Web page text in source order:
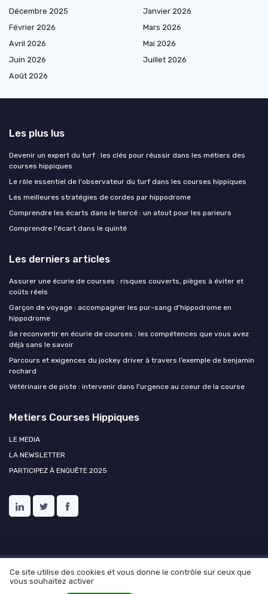
Décembre 2025
Janvier 2026
Février 2026
Mars 2026
Avril 2026
Mai 2026
Juin 2026
Juillet 2026
Août 2026
Les plus lus
Devenir un expert du turf : les clés pour réussir dans les métiers des
courses hippiques
Le rôle essentiel de l'observateur du turf dans les courses hippiques
Les meilleures stratégies de cordes par hippodrome
Comprendre les écarts dans le tiercé : un atout pour les parieurs
Comprendre l'écart dans le quinté
Les derniers articles
Assurer une écurie de courses : risques couverts, pièges à éviter et
coûts réels
Garçon de voyage : accompagner les pur-sang d'hippodrome en
hippodrome
Se reconvertir en écurie de courses : les compétences que vous avez
déjà sans le savoir
Parcours et exigences du jockey driver à travers l’exemple de benjamin
rochard
Vétérinaire de piste : intervenir dans l'urgence au coeur de la course
Metiers Courses Hippiques
LE MEDIA
LA NEWSLETTER
PARTICIPEZ À ENQUÊTE 2025
Mentions légales Politique de confidentialité
Ressources
humaines et courses hippiques
Ce site utilise des cookies et vous donne le contrôle sur ceux que
vous souhaitez activer